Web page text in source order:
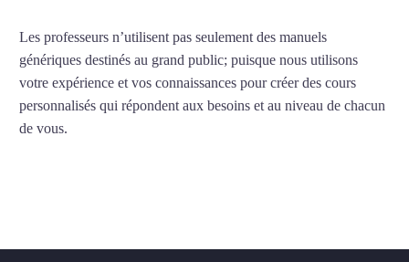
Les professeurs n’utilisent pas seulement des manuels
génériques destinés au grand public; puisque nous utilisons
votre expérience et vos connaissances pour créer des cours
personnalisés qui répondent aux besoins et au niveau de chacun
de vous.